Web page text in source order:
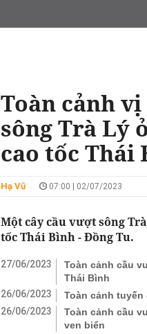
Toàn cảnh
sông Trà Lý
cao tốc Thái
Hạ Vũ 07:00 | 02/07/2023
Một cây cầu vượt sông
tốc Thái Bình - Đồng Tu.
27/06/2023
Toàn cảnh cầu
Thái Bình
26/06/2023
Toàn cảnh
26/06/2023
Toàn cảnh cầu
ven biển